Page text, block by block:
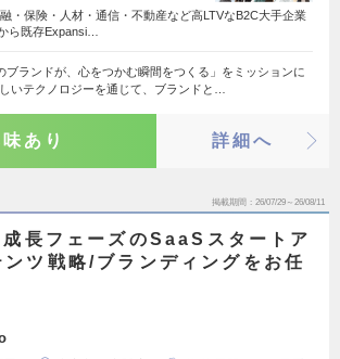
・保険・人材・通信・不動産など高LTVなB2C大手企業
ら既存Expansi…
ブランドが、心をつかむ瞬間をつくる」をミッションに
いテクノロジーを通じて、ブランドと…
あり 詳細へ
掲載期間 26/07/29～26/08/11
成長フェーズのSaaSスタートア
ンツ戦略/ブランディングをお任